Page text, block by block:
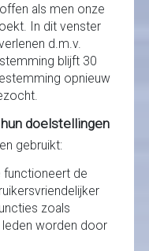
als men onze
In dit venster
d.m.v.
blijft 30
opnieuw
doelstellingen
gebruikt:
functioneert de
zoals
worden door